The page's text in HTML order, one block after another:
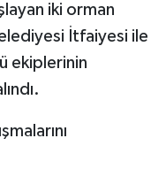
iki orman
İtfaiyesi ile
ekiplerinin